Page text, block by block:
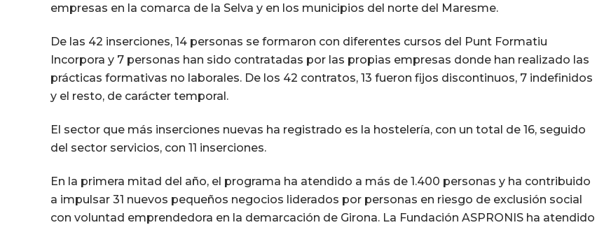
empresas en la comarca de la Selva y en los municipios del norte del Maresme.
De las 42 inserciones, 14 personas se formaron con diferentes cursos del Punt Formatiu
Incorpora y 7 personas han sido contratadas por las propias empresas donde han realizado las
prácticas formativas no laborales. De los 42 contratos, 13 fueron fijos discontinuos, 7 indefinidos
y el resto, de carácter temporal.
El sector que más inserciones nuevas ha registrado es la hostelería, con un total de 16, seguido
del sector servicios, con 11 inserciones.
En la primera mitad del año, el programa ha atendido a más de 1.400 personas y ha contribuido
a impulsar 31 nuevos pequeños negocios liderados por personas en riesgo de exclusión social
con voluntad emprendedora en la demarcación de Girona. La Fundación ASPRONIS ha atendido